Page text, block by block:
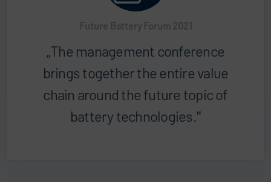
Future Battery Forum 2021
The management conference
brings together the entire value
chain around the future topic of
battery technologies.